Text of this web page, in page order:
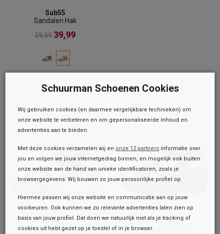
Sub55
Sandalen Hak
59,99 39,99
Sub55
Sandalen Hak
Gabor
Sandalen Hak
Schuurman Schoenen Cookies
Wij gebruiken cookies (en daarmee vergelijkbare technieken) om
onze website te verbeteren en om gepersonaliseerde inhoud en
advertenties aan te bieden.
Met deze cookies verzamelen wij en onze 12 partners informatie over
jou en volgen we jouw internetgedrag binnen, en mogelijk ook buiten
onze website aan de hand van unieke identificatoren, zoals je
browsergegevens. Wij bouwen zo jouw persoonlijke profiel op.
Hiermee passen wij onze website en communicatie aan op jouw
voorkeuren. Ook kunnen we zo relevante advertenties laten zien op
basis van jouw profiel. Dat doen we natuurlijk niet als je tracking of
cookies uit hebt gezet op je toestel of in je browser.